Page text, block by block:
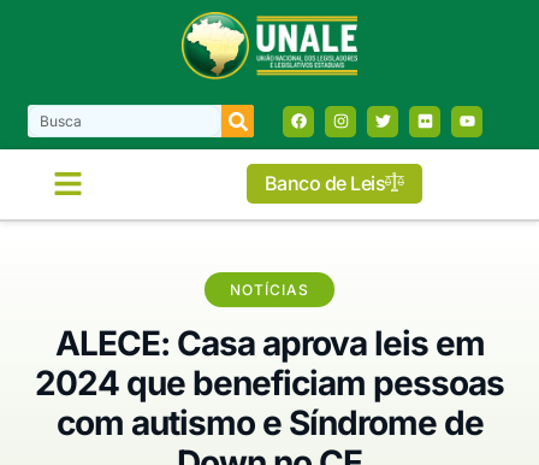
Banco de Leis
NOTÍCIAS
ALECE: Casa aprova leis em
2024 que beneficiam pessoas
com autismo e Síndrome de